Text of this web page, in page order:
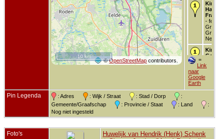
©OpenStreetMap contributors.
10 km
Kind
Harm
- feb
Kind
- 20
Kind
- 9
=
Link
naar
Google
Earth
Pin Legenda : Adres : Wijk / Straat : Stad / Dorp
:
Gemeente/Graafschap
: Provincie / Staat : Land
:
Nog niet ingesteld
Foto's
Huwelijk van Hendrik (Henk) Schenk